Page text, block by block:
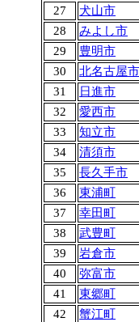
27
犬山市
28
みよし市
29
豊明市
30
北名古屋市
31
日進市
32
愛西市
33
知立市
34
清須市
35
長久手市
36
東浦町
37
幸田町
38
武豊町
39
岩倉市
40
弥富市
41
東郷町
42
蟹江町